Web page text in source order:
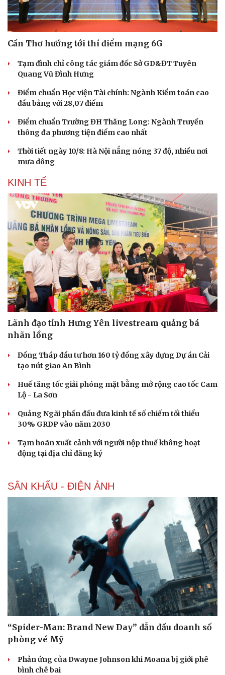
Cải chính
Cần Thơ hướng tới thí điểm mạng 6G
Tạm đình chỉ công tác giám đốc Sở GD&ĐT Tuyên
Quang Vũ Đình Hưng
Điểm chuẩn Học viện Tài chính: Ngành Kiểm toán cao
đầu bảng với 28,07 điểm
Điểm chuẩn Trường ĐH Thăng Long: Ngành Truyền
thông đa phương tiện điểm cao nhất
Thời tiết ngày 10/8: Hà Nội nắng nóng 37 độ, nhiều nơi
mưa dông
KINH TẾ
Lãnh đạo tỉnh Hưng Yên livestream quảng bá
nhãn lồng
Đồng Tháp đầu tư hơn 160 tỷ đồng xây dựng Dự án Cải
tạo nút giao An Bình
Huế tăng tốc giải phóng mặt bằng mở rộng cao tốc Cam
Lộ - La Sơn
Quảng Ngãi phấn đấu đưa kinh tế số chiếm tối thiểu
30% GRDP vào năm 2030
Tạm hoãn xuất cảnh với người nộp thuế không hoạt
động tại địa chỉ đăng ký
SÂN KHẤU - ĐIỆN ẢNH
“Spider-Man: Brand New Day” dẫn đầu doanh số
phòng vé Mỹ
Phản ứng của Dwayne Johnson khi Moana bị giới phê
bình chê bai